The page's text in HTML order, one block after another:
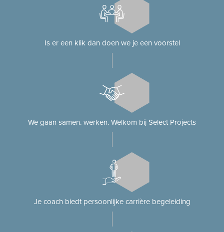
Is er een klik dan doen we je een voorstel
We gaan samen. werken. Welkom bij Select Projects
Je coach biedt persoonlijke carrière begeleiding